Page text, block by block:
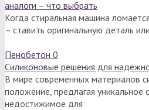
аналоги – что выбрать
Когда стиральная машина
– ставить оригинальную деталь
Пенобетон 0
Силиконовые решения для
В мире современных материалов
положение, предлагая уникальное
недостижимое для